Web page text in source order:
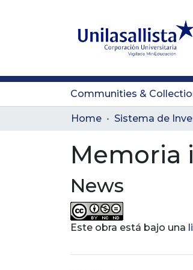
Communities &
Home
Memoria
News
Este obra está bajo una